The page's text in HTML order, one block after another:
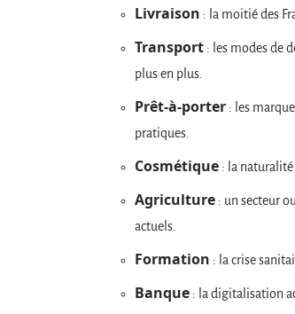
Livraison : la moitié des
Transport : les modes de
plus en plus.
Prêt-à-porter : les
pratiques.
Cosmétique : la naturalité
Agriculture : un secteur
actuels.
Formation : la crise
Banque : la digitalisation